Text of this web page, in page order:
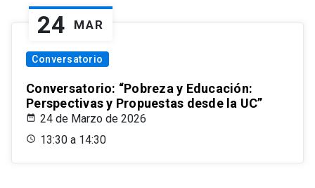
24 MAR
Conversatorio
Conversatorio: “Pobreza y Educación:
Perspectivas y Propuestas desde la UC”
24 de Marzo de 2026
13:30 a 14:30